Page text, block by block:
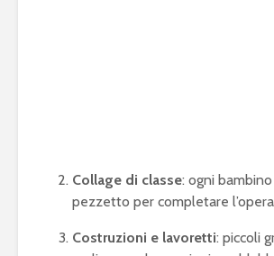
Collage di classe: ogni
pezzetto per completare
Costruzioni e lavoretti: piccoli